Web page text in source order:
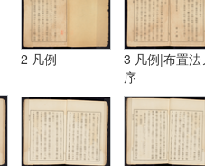
2 凡例
3 凡例|布置法
序